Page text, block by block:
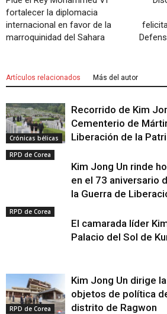
fortalecer la diplomacia
internacional en favor de la
marroquinidad del Sahara
Artículos relacionados Más del autor
Crónicas bélicas
Recorrido de Kim
Cementerio de
Liberación de la
RPD de Corea
Kim Jong Un rinde
en el 73 aniversario
la Guerra de
RPD de Corea
El camarada líder
Palacio del Sol de
RPD de Corea
Kim Jong Un dirige
objetos de política
distrito de Ragwon